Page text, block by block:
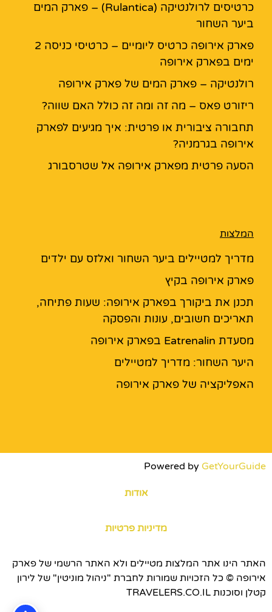
כרטיסים לרולנטיקה (Rulantica) – פארק המים
ביער השחור
פארק אירופה כרטיס ליומיים – כרטיסי כניסה 2
ימים בפארק אירופה
רולנטיקה – פארק המים של פארק אירופה
ריזורט פאס – מה זה ומה זה כולל האם שווה?
תחבורה ציבורית או פרטית: איך מגיעים לפארק
אירופה בגרמניה?
הסעה פרטית מפארק אירופה אל שטרסבורג
המלצות
מדריך למטיילים ביער השחור ואלזס עם ילדים
פארק אירופה בקיץ
תכנן את ביקורך בפארק אירופה: שעות פתיחה,
תאריכים חשובים, עונות והפסקה
מסעדת Eatrenalin בפארק אירופה
היער השחור: מדריך למטיילים
האפליקציה של פארק אירופה
Powered by GetYourGuide
אודות
מדיניות פרטיות
האתר הינו אתר המלצות מטיילים ולא האתר הרשמי של פארק
אירופה © כל הזכויות שמורות לחברת "ניהול מוניטין" של לירון
קטלן וסוכנות TRAVELERS.CO.IL